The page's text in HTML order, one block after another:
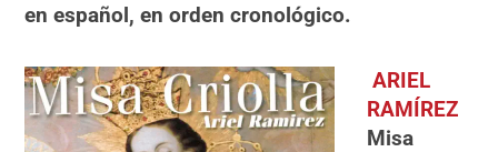
en español, en orden cronológico.
ARIEL
RAMÍREZ
Misa